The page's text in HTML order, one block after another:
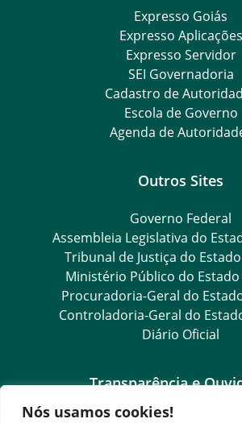
Nós usamos cookies!
Expresso Goiás
Expresso Aplicações
Expresso Servidor
SEI Governadoria
Cadastro de
Escola de Governo
Agenda de
Outros Sites
Governo Federal
Assembleia Legislativa do
Tribunal de Justiça do
Ministério Público do Estado
Procuradoria-Geral do
Controladoria-Geral do
Diário Oficial
Transparência e